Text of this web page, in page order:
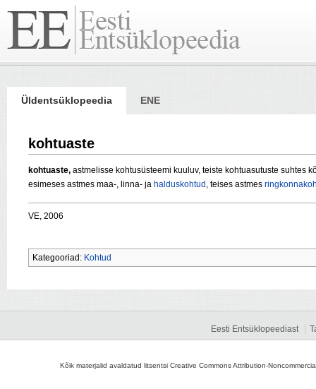
Üldentsüklopeedia ENE
kohtuaste
kohtuaste, astmelisse kohtusüsteemi kuuluv, teiste kohtuasutuste suhtes
esimeses astmes maa-, linna- ja halduskohtud , teises astmes
VE, 2006
Kategooriad: Kohtud
Eesti Entsüklopeediast
Kõik materjalid avaldatud litsentsi Creative Commons Attribution-